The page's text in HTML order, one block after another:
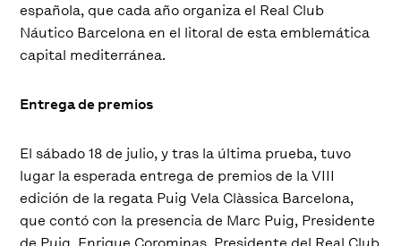
española, que cada año organiza el Real Club
Náutico Barcelona en el litoral de esta emblemática
capital mediterránea.
Entrega de premios
El sábado 18 de julio, y tras la última prueba, tuvo
lugar la esperada entrega de premios de la VIII
edición de la regata Puig Vela Clàssica Barcelona,
que contó con la presencia de Marc Puig, Presidente